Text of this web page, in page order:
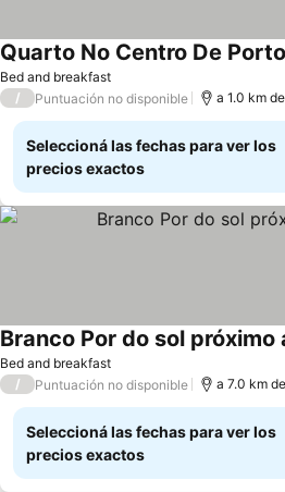
Bed and breakfast
Quarto No Centro De
/ Puntuación no disponible a 1.0 km
Seleccioná las fechas para ver los
precios exactos
Bed and breakfast
Branco Por do sol
/ Puntuación no disponible a 7.0 km
Seleccioná las fechas para ver los
precios exactos